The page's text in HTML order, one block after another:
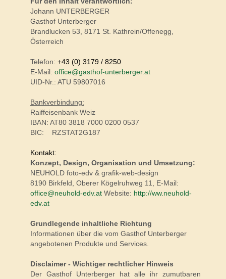
Johann UNTERBERGER
Gasthof Unterberger
Brandlucken 53, 8171 St. Kathrein/Offenegg,
Österreich
Telefon: +43 (0) 3179 / 8250
E-Mail: office@gasthof-unterberger.at
UID-Nr.: ATU 59807016
Bankverbindung:
Raiffeisenbank Weiz
IBAN: AT80 3818 7000 0200 0537
BIC: RZSTAT2G187
Kontakt:
Konzept, Design, Organisation und Umsetzung:
NEUHOLD foto-edv & grafik-web-design
8190 Birkfeld, Oberer Kögelruhweg 11, E-Mail:
office@neuhold-edv.at Website: http://ww.neuhold-
edv.at
Grundlegende inhaltliche Richtung
Informationen über die vom Gasthof Unterberger
angebotenen Produkte und Services.
Disclaimer - Wichtiger rechtlicher Hinweis
Der Gasthof Unterberger hat alle ihr zumutbaren